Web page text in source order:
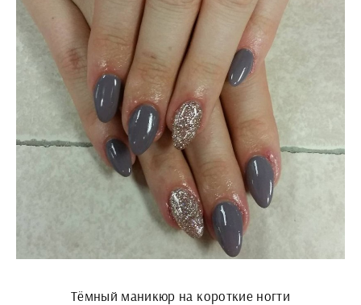
Тёмный маникюр на короткие ногти